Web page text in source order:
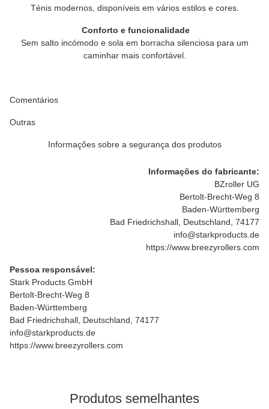
Ténis modernos, disponíveis em vários estilos e cores.
Conforto e funcionalidade
Sem salto incómodo e sola em borracha silenciosa para um
caminhar mais confortável.
Comentários
Outras
Informações sobre a segurança dos produtos
Informações do fabricante:
BZroller UG
Bertolt-Brecht-Weg 8
Baden-Württemberg
Bad Friedrichshall, Deutschland, 74177
info@starkproducts.de
https://www.breezyrollers.com
Pessoa responsável:
Stark Products GmbH
Bertolt-Brecht-Weg 8
Baden-Württemberg
Bad Friedrichshall, Deutschland, 74177
info@starkproducts.de
https://www.breezyrollers.com
Produtos semelhantes